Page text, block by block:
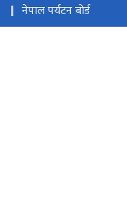
नेपाल पर्यटन बोर्ड